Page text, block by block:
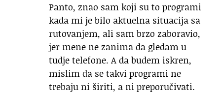
Panto, znao sam koji su to programi
kada mi je bilo aktuelna situacija sa
rutovanjem, ali sam brzo zaboravio,
jer mene ne zanima da gledam u
tudje telefone. A da budem iskren,
mislim da se takvi programi ne
trebaju ni širiti, a ni preporučivati.